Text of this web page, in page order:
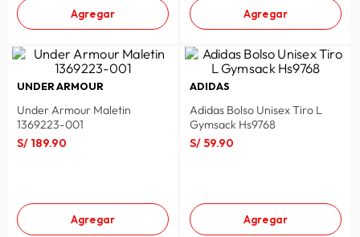
Agregar Agregar
UNDER ARMOUR
Under Armour Maletin
1369223-001
S/ 189.90
Agregar
ADIDAS
Adidas Bolso Unisex Tiro L
Gymsack Hs9768
S/ 59.90
Agregar